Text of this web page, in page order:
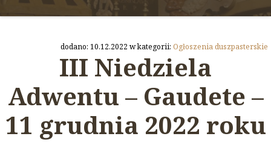
dodano: 10.12.2022 w kategorii: Ogłoszenia duszpasterskie
III Niedziela
Adwentu – Gaudete –
11 grudnia 2022 roku